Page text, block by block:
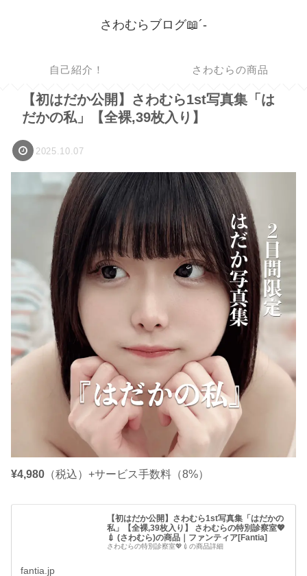
さわむらブログ📖´-
自己紹介！ さわむらの商品
【初はだか公開】さわむら1st写真集「は
だかの私」【全裸,39枚入り】
2025.10.07
¥4,980 （税込）+サービス手数料（8%）
【初はだか公開】さわむら1st写真集「はだかの
私」【全裸,39枚入り】 さわむらの特別診察室💖
💉 (さわむら)の商品｜ファンティア[Fantia]
さわむらの特別診察室💖💉の商品詳細
fantia.jp